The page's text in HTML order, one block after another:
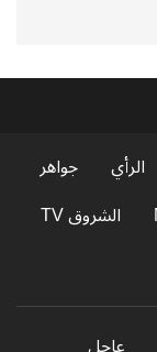
الرأي
جواهر
الشروق TV